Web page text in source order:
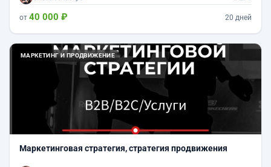
от 40 000 ₽ 20 дней
МАРКЕТИНГ И ПРОДВИЖЕНИЕ
Маркетинговая стратегия, стратегия продвижения